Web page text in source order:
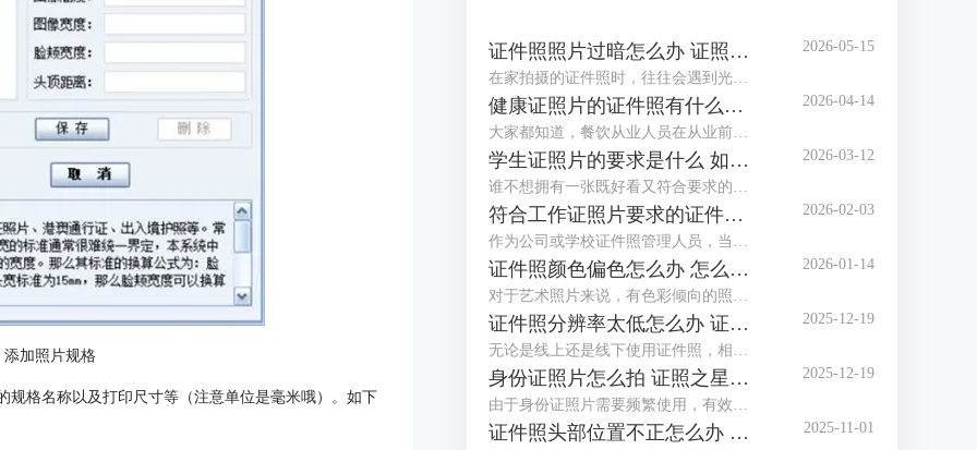
添加照片规格
规格名称以及打印尺寸等（注意单位是毫米哦）。如下
证件照照片过暗怎么办 证照之星软件如何调整照片亮度
在家拍摄的证件照时，往往会遇到光线不足、光线不均匀等情况，拍摄出的证件照照片会偏暗，面部也不够清晰，甚至出现黑脸照，这类照片是不能作为证件照投入使用的。这个时候该怎么调整照片，让证件照画面更明亮通透呢？这篇文章就告诉大家证件照照片过暗怎么办，证照之星软件如何调整照片亮度。
2026-05-15
健康证照片的证件照有什么要求 证照之星软件如何制作满足健康证标准的照片
大家都知道，餐饮从业人员在从业前都必须办理一张健康证。在办理健康证时，如果不想让办证处在现场拍摄照片，可以自行提供标准的健康证照片，那么普通人如何制作满足健康证要求的照片呢？下面就向大家介绍健康证照片的证件照有什么要求，证照之星软件如何制作满足健康证标准的照片。
2026-04-14
学生证照片的要求是什么 如何用证照之星软件调整照片比例以满足学校要求
谁不想拥有一张既好看又符合要求的学生证照片呢？到了开学季，学校又开始催收证件照了。如果对照相馆拍摄的证件照不满意，还可以自己在家制作证件照，只需了解学生证件照要求后，下载专业的证件照制作软件制作，还省了去照相馆的费用。这篇文章就告诉大家学生证照片的要求是什么，如何用证照之星软件调整照片比例以满足学校要求。
2026-03-12
符合工作证照片要求的证件照怎么做 证照之星软件如何批量生成工作证照片
作为公司或学校证件照管理人员，当有海量电子证件照需要制作与整理时，还在一张一张地用PS修图吗？证件照需要一张张拍，拍摄好后却不必一张张处理，浪费时间不说，还给自己增加了许多的工作量，使用专业软件批量生成证件照就方便多了。这篇文章就告诉大家符合工作证照片要求的证件照怎么做，证照之星软件如何批量生成工作证照片。
2026-02-03
证件照颜色偏色怎么办 怎么用证照之星软件校正照片色彩
对于艺术照片来说，有色彩倾向的照片别具风格，但对于证件照来说，色彩冷暖明显或照片发灰发暗，是无法满足标准证件照要求并投入使用的，需要给照片进行色彩校正。这篇文章就告诉大家证件照颜色偏色怎么办，怎么用证照之星软件校正照片色彩。
2026-01-14
证件照分辨率太低怎么办 证照之星软件怎么提高照片的分辨率
无论是线上还是线下使用证件照，相应的系统和平台对证件照的清晰度都有要求，分辨率低、照片模糊，这些都会影响证件照的审核通过率，若不想重拍，可借助专业软件提升分辨率。这篇文章就告诉大家证件照分辨率太低怎么办，证照之星软件怎么提高照片的分辨率。
2025-12-19
身份证照片怎么拍 证照之星软件如何制作身份证照片
由于身份证照片需要频繁使用，有效期也较长，大家都想拍摄一张好看的身份证照，但办证处拍摄的身份证照却总不尽如人意，那么怎么拍摄让自己满意的身份证照呢？这篇文章就告诉大家身份证照片怎么拍，证照之星软件如何制作身份证照片。
2025-12-19
证件照头部位置不正怎么办 证照之星怎么校正照片头部位置 2025-11-01